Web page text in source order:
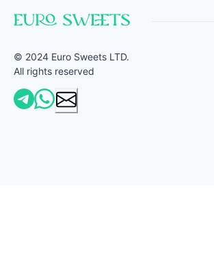
© 2024 Euro Sweets LTD.
All rights reserved